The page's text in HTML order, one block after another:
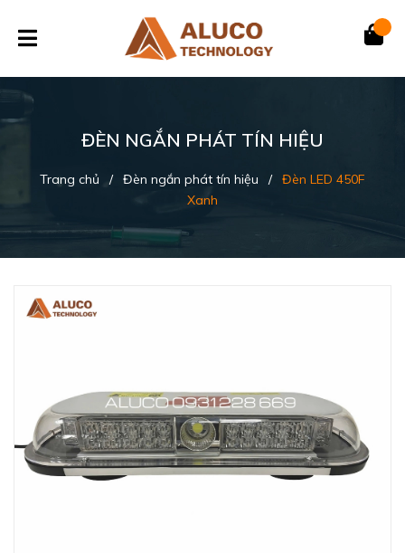
ĐÈN NGẮN PHÁT TÍN HIỆU
Trang chủ / Đèn ngắn phát tín hiệu / Đèn LED 450F
Xanh